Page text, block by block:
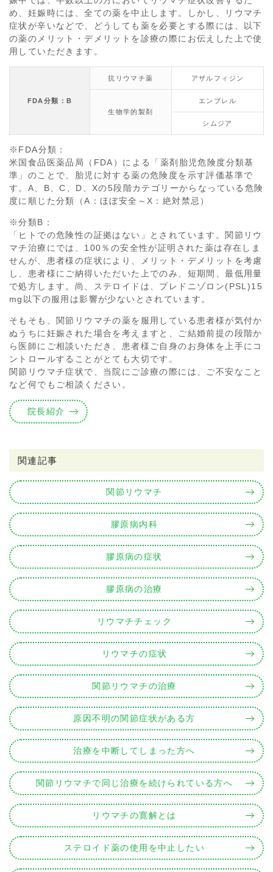
め、妊娠時には、全ての薬を中止します。しかし、リウマチ
症状が辛いなどで、どうしても薬を必要とする際には、以下
の薬のメリット・デメリットを診療の際にお伝えした上で使
用していただきます。
FDA分類：B
抗リウマチ薬 アザルフィジン
生物学的製剤
エンブレル
シムジア
※FDA分類：
米国食品医薬品局（FDA）による「薬剤胎児危険度分類基
準」のことで、胎児に対する薬の危険度を示す評価基準で
す。A、B、C、D、Xの5段階カテゴリーからなっている危険
度に順じた分類（A：ほぼ安全～X：絶対禁忌）
※分類B：
「ヒトでの危険性の証拠はない」とされています。関節リウ
マチ治療にでは、100％の安全性が証明された薬は存在しま
せんが、患者様の症状により、メリット・デメリットを考慮
し、患者様にご納得いただいた上でのみ、短期間、最低用量
で処方します。尚、ステロイドは、プレドニゾロン(PSL)15
mg以下の服用は影響が少ないとされています。
そもそも、関節リウマチの薬を服用している患者様が気付か
ぬうちに妊娠された場合を考えますと、ご結婚前提の段階か
ら医師にご相談いただき、患者様ご自身のお身体を上手にコ
ントロールすることがとても大切です。
関節リウマチ症状で、当院にご診療の際には、ご不安なこと
など何でもご相談ください。
院長紹介
関連記事
関節リウマチ
膠原病内科
膠原病の症状
膠原病の治療
リウマチチェック
リウマチの症状
関節リウマチの治療
原因不明の関節症状がある方
治療を中断してしまった方へ
関節リウマチで同じ治療を続けられている方へ
リウマチの寛解とは
ステロイド薬の使用を中止したい